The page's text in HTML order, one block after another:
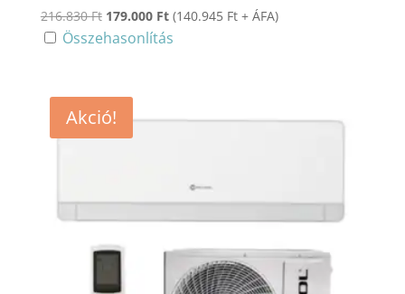
216.830Ft Original
price
179.000 FtCurrent
price
(140.945 Ft+ ÁFA)
Összehasonlítás
Akció!